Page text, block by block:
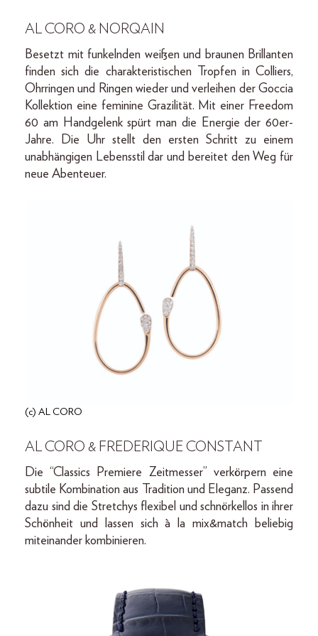
AL CORO & NORQAIN
Besetzt mit funkelnden weißen und braunen Brillanten
finden sich die charakteristischen Tropfen in Colliers,
Ohrringen und Ringen wieder und verleihen der Goccia
Kollektion eine feminine Grazilität. Mit einer Freedom
60 am Handgelenk spürt man die Energie der 60er-
Jahre. Die Uhr stellt den ersten Schritt zu einem
unabhängigen Lebensstil dar und bereitet den Weg für
neue Abenteuer.
(c) AL CORO
AL CORO & FREDERIQUE CONSTANT
Die “Classics Premiere Zeitmesser” verkörpern eine
subtile Kombination aus Tradition und Eleganz. Passend
dazu sind die Stretchys flexibel und schnörkellos in ihrer
Schönheit und lassen sich à la mix&match beliebig
miteinander kombinieren.